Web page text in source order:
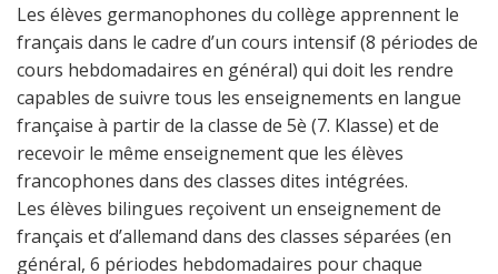
Les élèves germanophones du collège apprennent le
français dans le cadre d’un cours intensif (8 périodes de
cours hebdomadaires en général) qui doit les rendre
capables de suivre tous les enseignements en langue
française à partir de la classe de 5è (7. Klasse) et de
recevoir le même enseignement que les élèves
francophones dans des classes dites intégrées.
Les élèves bilingues reçoivent un enseignement de
français et d’allemand dans des classes séparées (en
général, 6 périodes hebdomadaires pour chaque